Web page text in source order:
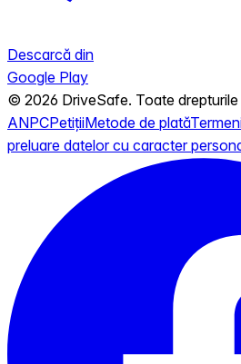
Descarcă din
Google Play
© 2026 DriveSafe. Toate
ANPCPetițiiMetode de plată
preluare datelor cu caracter